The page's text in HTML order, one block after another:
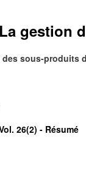
gestion
sous-produits
26(2) - Résumé